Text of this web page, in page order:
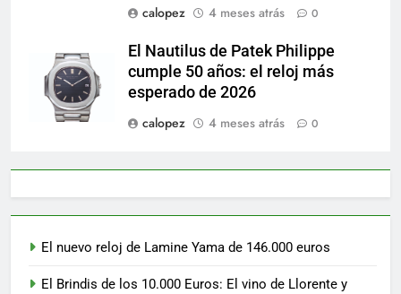
calopez
4 meses atrás 0
El Nautilus de Patek Philippe
cumple 50 años: el reloj más
esperado de 2026
calopez
4 meses atrás 0
El nuevo reloj de Lamine Yama de 146.000 euros
El Brindis de los 10.000 Euros: El vino de Llorente y